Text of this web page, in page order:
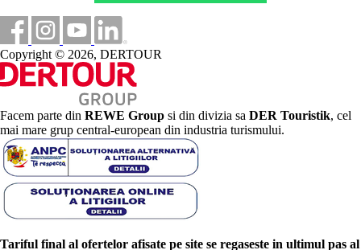
Copyright © 2026, DERTOUR
Facem parte din REWE Group si din divizia sa DER Touristik, cel
mai mare grup central-european din industria turismului.
Tariful final al ofertelor afisate pe site se regaseste in ultimul pas al